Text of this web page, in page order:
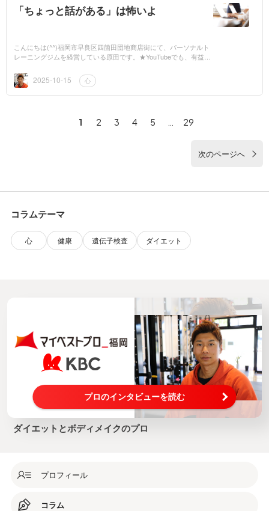
「ちょっと話がある」は怖いよ
こんにちは(^^)福岡市早良区四箇田団地商店街にて、パーソナルト
レーニングジムを経営している原田です。★YouTubeでも、有益な
ら、チャンネル登...
2025-10-15 心
1 2 3 4 5 29
次のページへ
コラムテーマ
心 健康 遺伝子検査 ダイエット
プロのインタビューを読む
ダイエットとボディメイクのプロ
プロフィール
コラム